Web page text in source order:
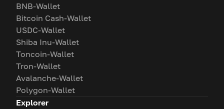
BNB-Wallet
Bitcoin Cash-Wallet
USDC-Wallet
Shiba Inu-Wallet
Toncoin-Wallet
Tron-Wallet
Avalanche-Wallet
Polygon-Wallet
Explorer